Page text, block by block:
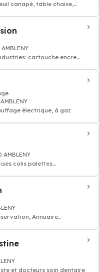
canapé, table chaise,
cartouche encre
électrique, à gaz
colis palettes
Annuaire
et docteurs soin dentaire